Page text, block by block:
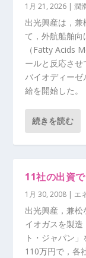
1月 21, 2026 |潤
出光興産は，
て，外航船舶
（Fatty Acids
ールと反応さ
バイオディー
給を開始した。
続きを読む
11社の出資
1月 30, 2008 | エ
出光興産，兼
イオガスを製
ト・ジャパン
110万円で，各